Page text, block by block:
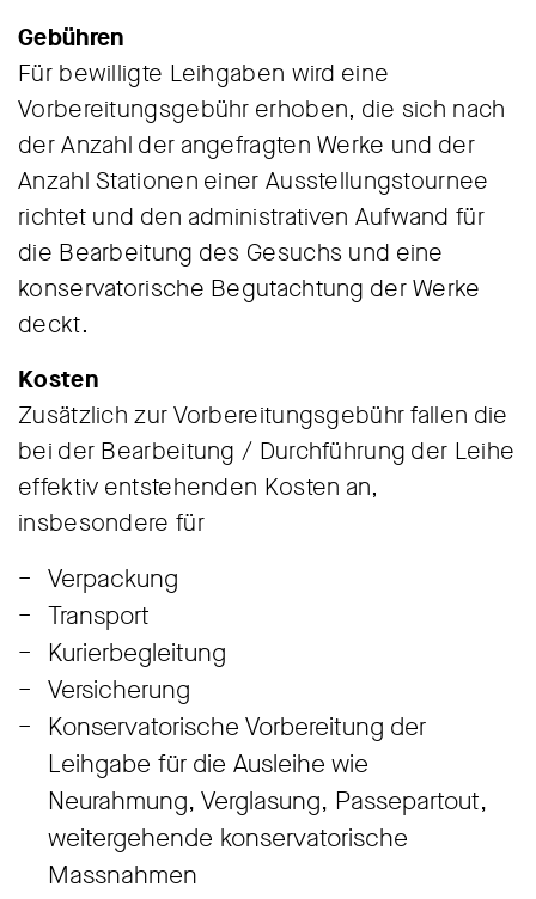
Gebühren
Für bewilligte Leihgaben wird eine
Vorbereitungsgebühr erhoben, die sich nach
der Anzahl der angefragten Werke und der
Anzahl Stationen einer Ausstellungstournee
richtet und den administrativen Aufwand für
die Bearbeitung des Gesuchs und eine
konservatorische Begutachtung der Werke
deckt.
Kosten
Zusätzlich zur Vorbereitungsgebühr fallen die
bei der Bearbeitung / Durchführung der Leihe
effektiv entstehenden Kosten an,
insbesondere für
Verpackung
Transport
Kurierbegleitung
Versicherung
Konservatorische Vorbereitung der
Leihgabe für die Ausleihe wie
Neurahmung, Verglasung, Passepartout,
weitergehende konservatorische
Massnahmen